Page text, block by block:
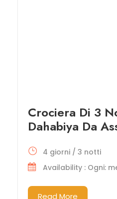
Crociera Di 3
Dahabiya Da
4 giorni / 3 notti
Availability : Ogni:
Read More